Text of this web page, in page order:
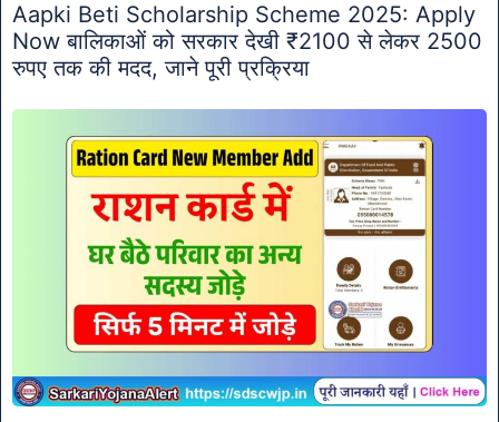
Aapki Beti Scholarship Scheme 2025: Apply
Now बालिकाओं को सरकार देखी ₹2100 से लेकर 2500
रुपए तक की मदद, जाने पूरी प्रक्रिया